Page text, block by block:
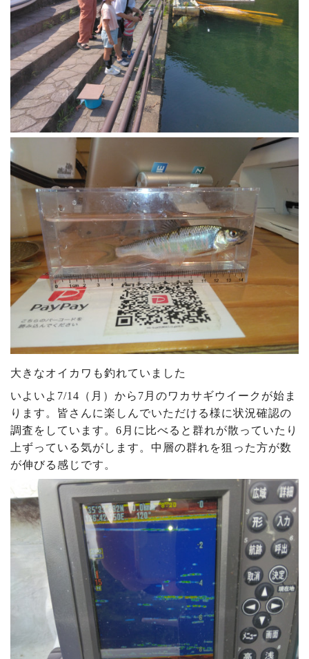
大きなオイカワも釣れていました
いよいよ7/14（月）から7月のワカサギウイークが始ま
ります。皆さんに楽しんでいただける様に状況確認の
調査をしています。6月に比べると群れが散っていたり
上ずっている気がします。中層の群れを狙った方が数
が伸びる感じです。